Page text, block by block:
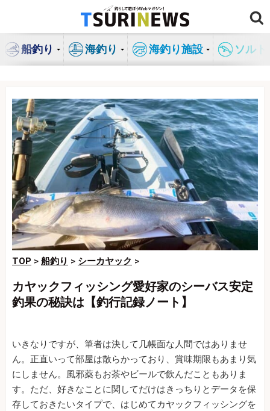
ン
船釣り 海釣り 海釣り施設 ソル
TOP > 船釣り > シーカヤック >
カヤックフィッシング愛好家のシーバス安定
釣果の秘訣は【釣行記録ノート】
いきなりですが、筆者は決して几帳面な人間ではありませ
ん。正直いって部屋は散らかっており、賞味期限もあまり気
にしません。風邪薬もお茶やビールで飲んだこともありま
す。ただ、好きなことに関してだけはきっちりとデータを保
存しておきたいタイプで、はじめてカヤックフィッシングを